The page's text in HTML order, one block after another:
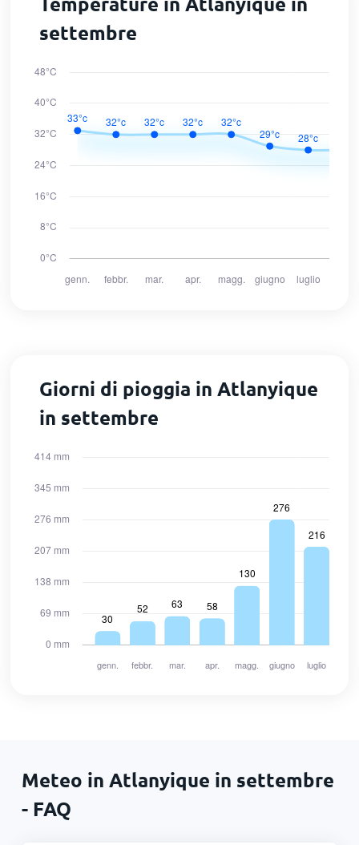
settembre
Giorni di pioggia in Atlanyique
in settembre
Meteo in Atlanyique in settembre
- FAQ